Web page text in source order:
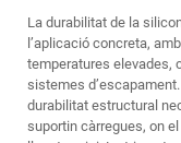
La durabilitat de la
l’aplicació concreta,
temperatures elevades,
sistemes
durabilitat estructural
suportin càrregues, on